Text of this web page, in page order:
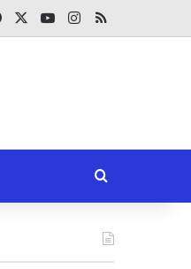
FacebookYouTubeInstagram
RSS
Zoeken naar